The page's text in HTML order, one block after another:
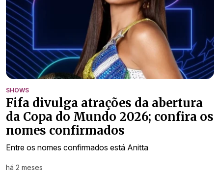
SHOWS
Fifa divulga atrações da abertura
da Copa do Mundo 2026; confira os
nomes confirmados
Entre os nomes confirmados está Anitta
há 2 meses